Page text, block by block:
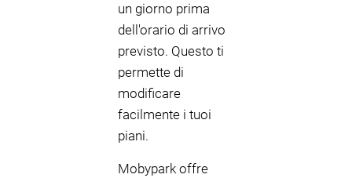
un giorno prima
dell'orario di arrivo
previsto. Questo ti
permette di
modificare
facilmente i tuoi
piani.
Mobypark offre